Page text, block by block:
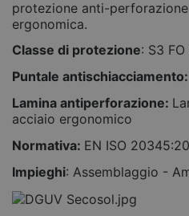
protezione anti-
ergonomica.
Classe di protezione: S3 FO
Puntale antischiacciamento:
Lamina antiperforazione:
acciaio ergonomico
Normativa: EN ISO
Impieghi: Assemblaggio -